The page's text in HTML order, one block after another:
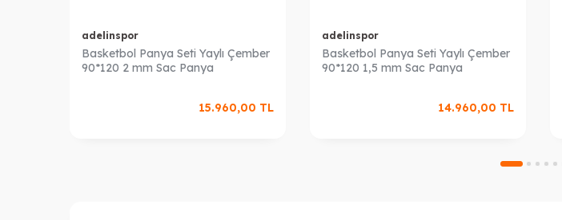
adelinspor
Basketbol Panya Seti Yaylı Çember
90*120 2 mm Sac Panya
15.960,00 TL
adelinspor
Basketbol Panya Seti Yaylı Çember
90*120 1,5 mm Sac Panya
14.960,00 TL